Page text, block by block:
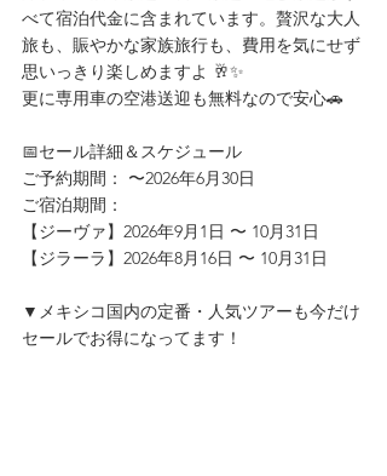
べて宿泊代金に含まれています。贅沢な大人
旅も、賑やかな家族旅行も、費用を気にせず
思いっきり楽しめますよ 🥂✨
更に専用車の空港送迎も無料なので安心🚗
📅セール詳細＆スケジュール
ご予約期間： 〜2026年6月30日
ご宿泊期間：
【ジーヴァ】2026年9月1日 〜 10月31日
【ジラーラ】2026年8月16日 〜 10月31日
▼メキシコ国内の定番・人気ツアーも今だけ
セールでお得になってます！